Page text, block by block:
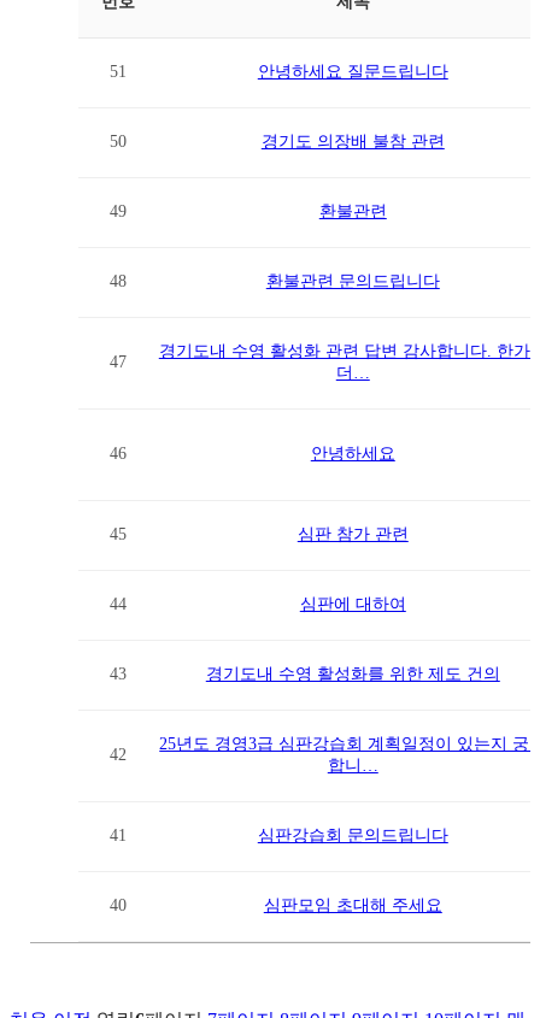
51 안녕하세요 질문드립니다
50 경기도 의장배 불참 관련
49 환불관련
48 환불관련 문의드립니다
47
경기도내 수영 활성화 관련 답변 감사합니다. 한가
더…
46 안녕하세요
45 심판 참가 관련
44 심판에 대하여
43 경기도내 수영 활성화를 위한 제도 건의
42
25년도 경영3급 심판강습회 계획일정이 있는지 궁
합니…
41 심판강습회 문의드립니다
40 심판모임 초대해 주세요